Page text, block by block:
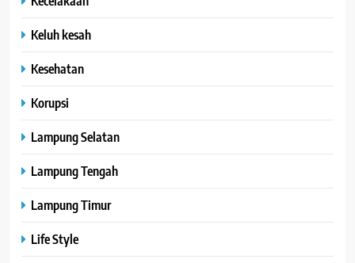
Keluh kesah
Kesehatan
Korupsi
Lampung Selatan
Lampung Tengah
Lampung Timur
Life Style